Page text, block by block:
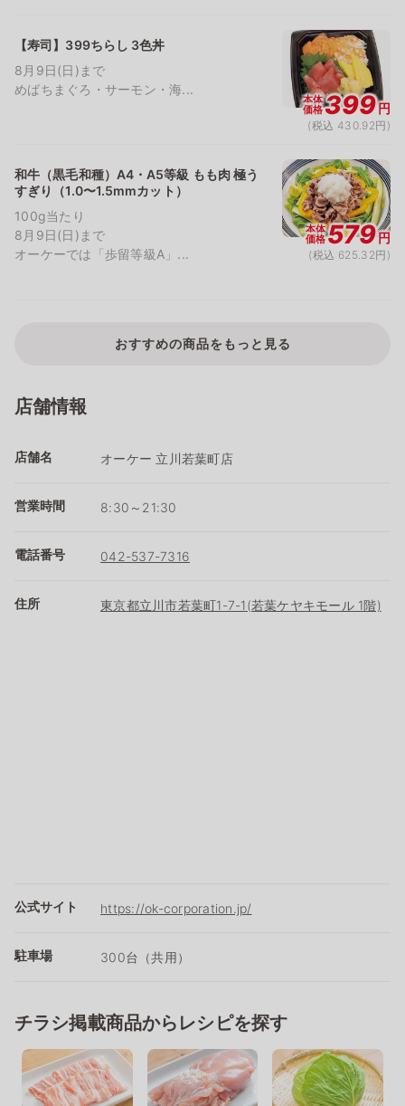
【寿司】399ちらし 3色丼
8月9日(日)まで
めばちまぐろ・サーモン・海...
本体
価格399円
(税込 430.92円)
和牛（黒毛和種）A4・A5等級 もも肉 極う
すぎり（1.0〜1.5mmカット）
100g当たり
8月9日(日)まで
オーケーでは「歩留等級A」...
本体
価格579円
(税込 625.32円)
おすすめの商品をもっと見る
店舗情報
店舗名 オーケー 立川若葉町店
営業時間 8:30～21:30
電話番号 042-537-7316
住所 東京都立川市若葉町1-7-1(若葉ケヤキモール 1階)
公式サイト https://ok-corporation.jp/
駐車場 300台（共用）
チラシ掲載商品からレシピを探す